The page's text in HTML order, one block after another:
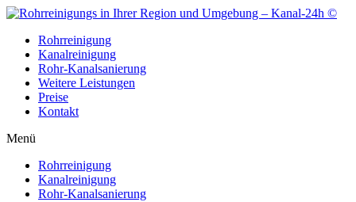
Zum
wechselnRohrreinigung
Kanalreinigung
Rohr-Kanalsanierung
Weitere Leistungen
Preise
Kontakt
Menü
Rohrreinigung
Kanalreinigung
Rohr-Kanalsanierung